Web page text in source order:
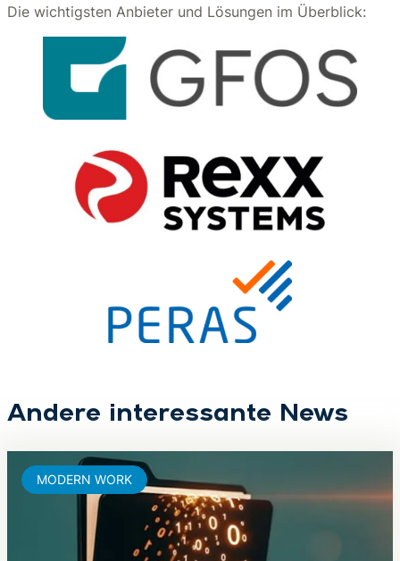
Die wichtigsten Anbieter und Lösungen im Überblick:
Andere interessante News
MODERN WORK